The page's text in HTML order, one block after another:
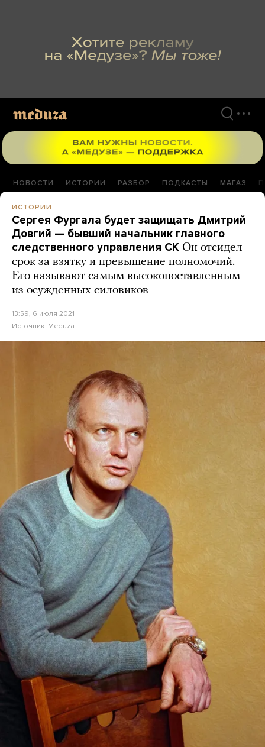
НОВОСТИ ИСТОРИИ РАЗБОР ПОДКАСТЫ МАГАЗ
ИСТОРИИ
Сергея Фургала будет защищать Дмитрий
Довгий — бывший начальник главного
следственного управления СК Он отсидел
срок за взятку и превышение полномочий.
Его называют самым высокопоставленным
из осужденных силовиков
13:59, 6 июля 2021
Источник: Meduza